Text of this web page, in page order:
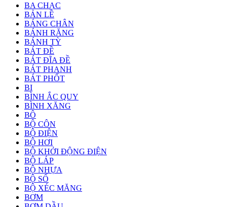
BA CHẠC
BẢN LỀ
BÁNG CHÂN
BÁNH RĂNG
BÁNH TỲ
BÁT ĐỀ
BÁT ĐĨA ĐỀ
BÁT PHANH
BÁT PHỐT
BI
BÌNH ẮC QUY
BÌNH XĂNG
BÔ
BỘ CÔN
BỘ ĐIỆN
BỘ HƠI
BỘ KHỞI ĐỘNG ĐIỆN
BỘ LÁP
BỘ NHỰA
BỘ SỐ
BỘ XÉC MĂNG
BƠM